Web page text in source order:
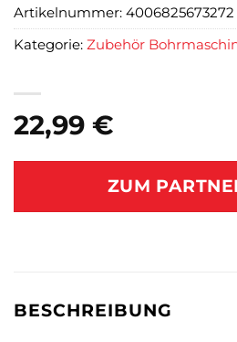
22,99 €
ZUM
Artikelnummer: 4006825673272
Kategorie: Zubehör
BESCHREIBUNG